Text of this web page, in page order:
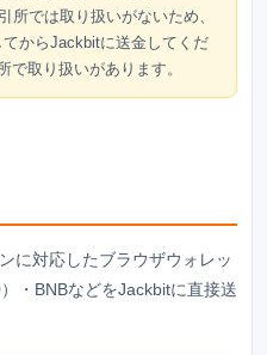
所では取り扱いがないため、
からJackbitに送金してくだ
で取り扱いがあります。
に対応したブラウザウォレッ
・BNBなどをJackbitに直接送